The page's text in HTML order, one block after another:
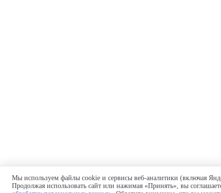
Мы используем файлы cookie и сервисы веб-аналитики (включая
Продолжая использовать сайт или нажимая «Принять», вы